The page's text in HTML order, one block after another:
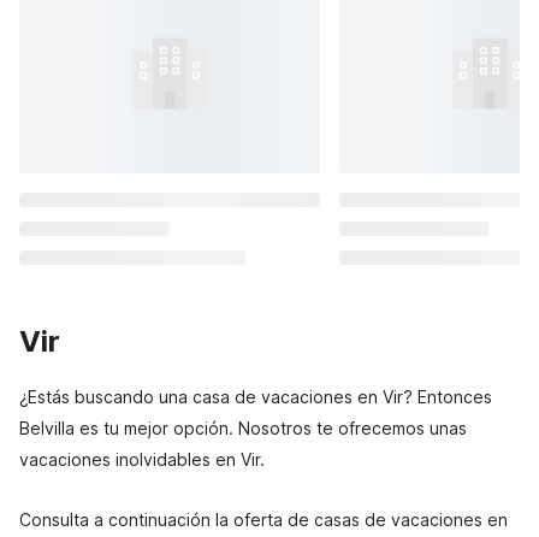
Vir
¿Estás buscando una casa de vacaciones en Vir? Entonces
Belvilla es tu mejor opción. Nosotros te ofrecemos unas
vacaciones inolvidables en Vir.
Consulta a continuación la oferta de casas de vacaciones en